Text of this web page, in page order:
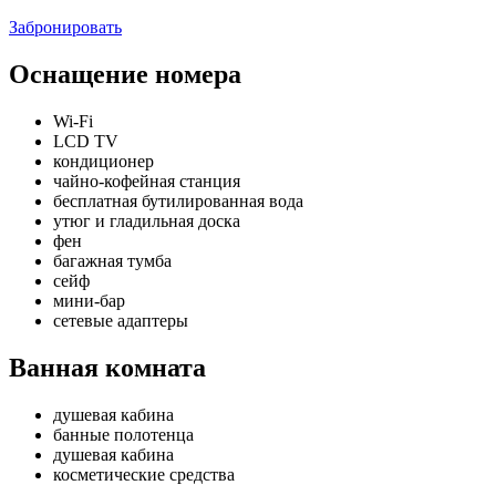
Забронировать
Оснащение номера
Wi-Fi
LCD TV
кондиционер
чайно-кофейная станция
бесплатная бутилированная вода
утюг и гладильная доска
фен
багажная тумба
сейф
мини-бар
сетевые адаптеры
Ванная комната
душевая кабина
банные полотенца
душевая кабина
косметические средства